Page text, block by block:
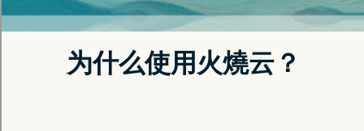
军事级加密保护